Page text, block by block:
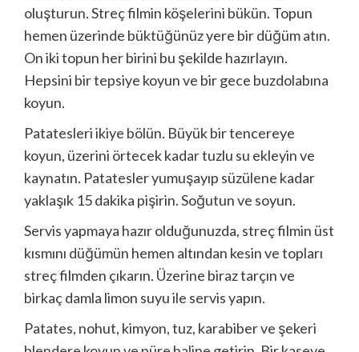
oluşturun. Streç filmin köşelerini bükün. Topun
hemen üzerinde büktüğünüz yere bir düğüm atın.
On iki topun her birini bu şekilde hazırlayın.
Hepsini bir tepsiye koyun ve bir gece buzdolabına
koyun.
Patatesleri ikiye bölün. Büyük bir tencereye
koyun, üzerini örtecek kadar tuzlu su ekleyin ve
kaynatın. Patatesler yumuşayıp süzülene kadar
yaklaşık 15 dakika pişirin. Soğutun ve soyun.
Servis yapmaya hazır olduğunuzda, streç filmin üst
kısmını düğümün hemen altından kesin ve topları
streç filmden çıkarın. Üzerine biraz tarçın ve
birkaç damla limon suyu ile servis yapın.
Patates, nohut, kimyon, tuz, karabiber ve şekeri